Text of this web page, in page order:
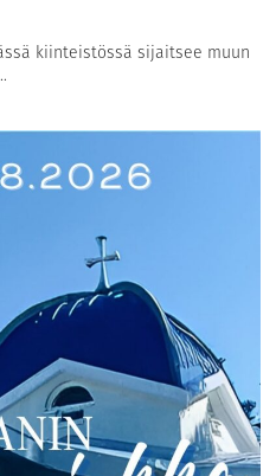
kiinteistössä sijaitsee muun